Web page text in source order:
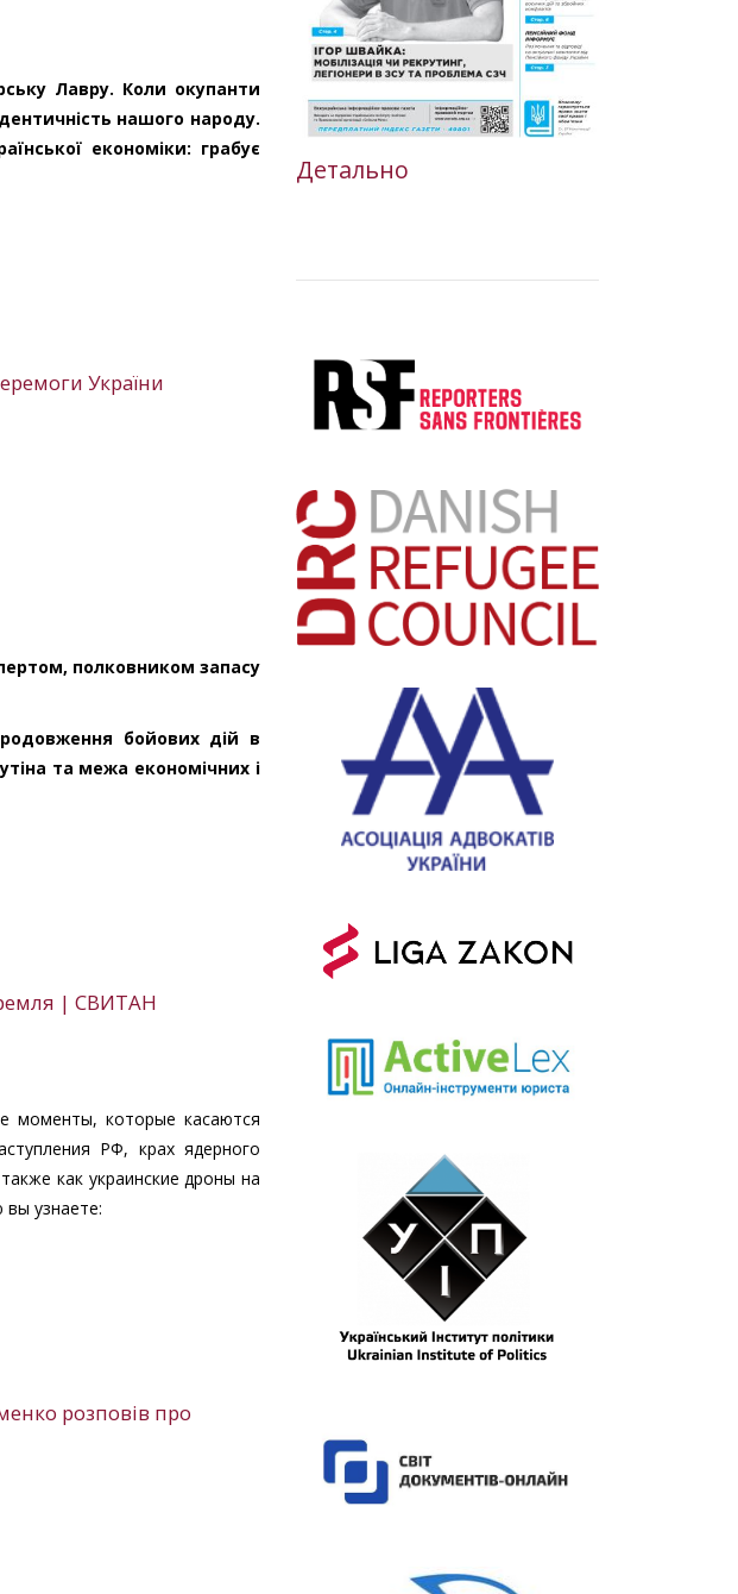
Лавру. Коли окупанти
нашого народу.
економіки: грабує
України
полковником запасу
бойових дій в
та межа економічних і
| СВИТАН
моменты, которые касаются
РФ, крах ядерного
как украинские дроны на
узнаете:
розповів про
Детально